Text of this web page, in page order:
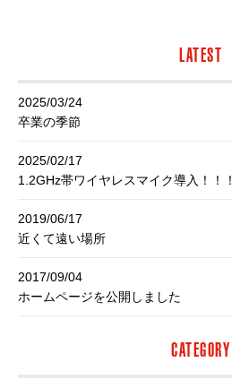
LATEST
2025/03/24
卒業の季節
2025/02/17
1.2GHz帯ワイヤレスマイク導入！！！
2019/06/17
近くて遠い場所
2017/09/04
ホームページを公開しました
CATEGORY